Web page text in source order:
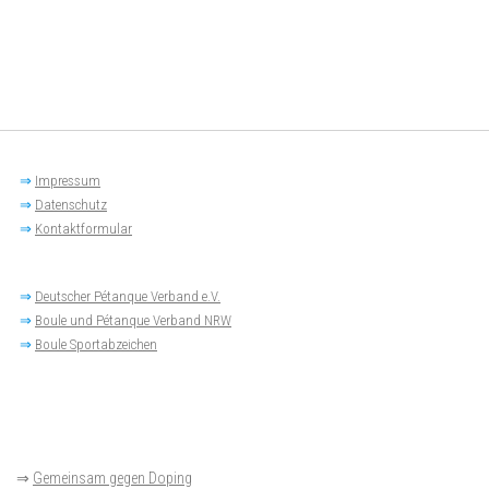
⇒ Impressum
⇒ Datenschutz
⇒ Kontaktformular
⇒ Deutscher Pétanque Verband e.V.
⇒ Boule und Pétanque Verband NRW
⇒ Boule Sportabzeichen
⇒ Gemeinsam gegen Doping